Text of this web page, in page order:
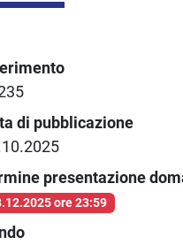
di pubblicazione
presentazione
ore 23:59